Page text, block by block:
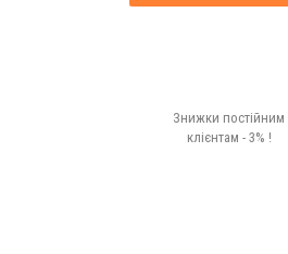
Знижки постійним
клієнтам - 3% !